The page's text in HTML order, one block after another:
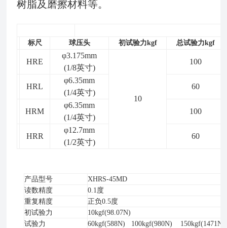
树脂及磨擦材料等。
标尺 球压头 初试验力kgf 总试验力kgf
HRE
φ3.175mm
(1/8英寸)
10
100
HRL
φ6.35mm
(1/4英寸)
60
HRM
φ6.35mm
(1/4英寸)
100
HRR
φ12.7mm
(1/2英寸)
60
产品型号 XHRS-45MD
读数精度
0.1度
重复精度
正负0.5度
初试验力
10kgf(98.07N)
试验力
60kgf(588N) 100kgf(980N) 150kgf(1471N)